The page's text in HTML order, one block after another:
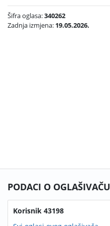
Šifra oglasa:340262
Zadnja izmjena: 19.05.2026.
PODACI O OGLAŠIVAČU
Korisnik 43198